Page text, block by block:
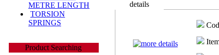
METRE LENGTH
TORSION
SPRINGS
Product Searching
details